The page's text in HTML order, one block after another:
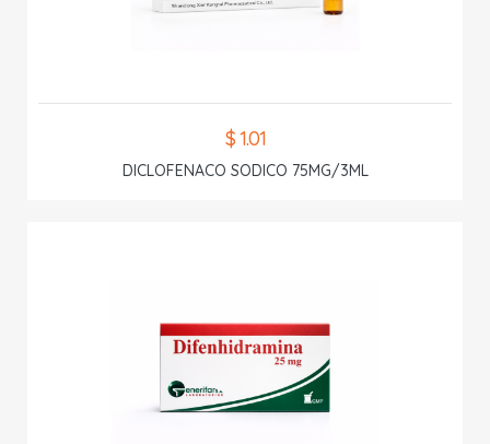
$ 1.01
DICLOFENACO SODICO 75MG/3ML